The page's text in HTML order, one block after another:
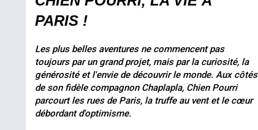
PARIS !
Les plus belles aventures ne commencent pas
toujours par un grand projet, mais par la curiosité, la
générosité et l'envie de découvrir le monde. Aux côtés
de son fidèle compagnon Chaplapla, Chien Pourri
parcourt les rues de Paris, la truffe au vent et le cœur
débordant d'optimisme.